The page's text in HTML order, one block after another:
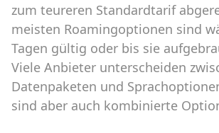
zum teureren Standardtarif
meisten Roamingoptionen sind
Tagen gültig oder bis sie
Viele Anbieter unterscheiden
Datenpaketen und
sind aber auch kombinierte